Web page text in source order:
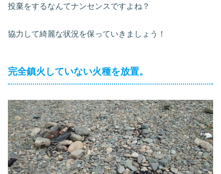
投棄をするなんてナンセンスですよね？
協力して綺麗な状況を保っていきましょう！
完全鎮火していない火種を放置。